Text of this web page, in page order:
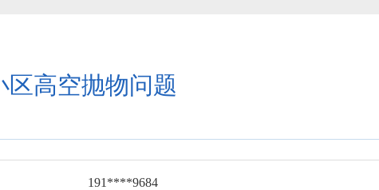
区高空抛物问题
191****9684